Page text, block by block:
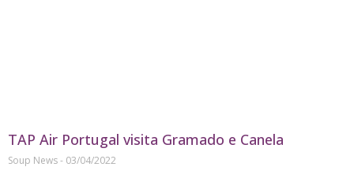
TAP Air Portugal visita Gramado e Canela
Soup News
03/04/2022